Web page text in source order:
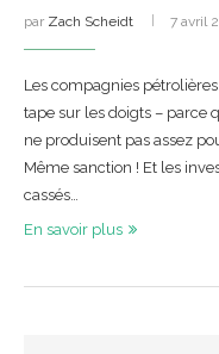
par Zach Scheidt 7 avril
Les compagnies
tape sur les doigts – parce
ne produisent pas assez
Même sanction ! Et les
cassés…
En savoir plus